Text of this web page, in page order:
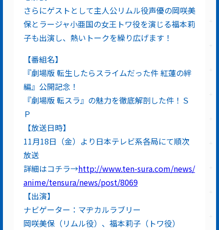
さらにゲストとして主人公リムル役声優の岡咲美
保とラージャ小亜国の女王トワ役を演じる福本莉
子も出演し、熱いトークを繰り広げます！
【番組名】
『劇場版 転生したらスライムだった件 紅蓮の絆
編』公開記念！
『劇場版 転スラ』の魅力を徹底解剖した件！Ｓ
Ｐ
【放送日時】
11月18日（金）より日本テレビ系各局にて順次
放送
詳細はコチラ→http://www.ten-sura.com/news/
anime/tensura/news/post/8069
【出演】
ナビゲーター：マヂカルラブリー
岡咲美保（リムル役）、福本莉子（トワ役）